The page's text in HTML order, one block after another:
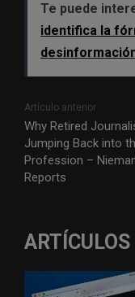
Te puede
identifica la
Artículo anterior
Why Retired
Jumping Back into
Profession –
Reports